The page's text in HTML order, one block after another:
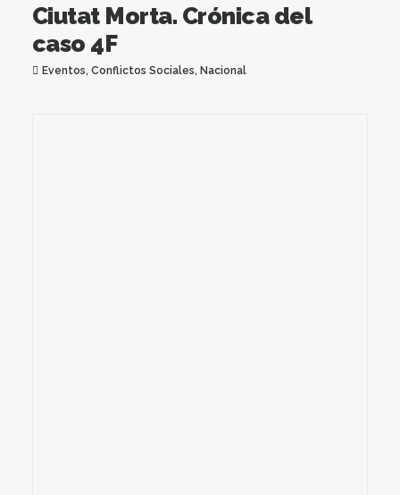
Ciutat Morta. Crónica del
caso 4F
Eventos, Conflictos Sociales, Nacional